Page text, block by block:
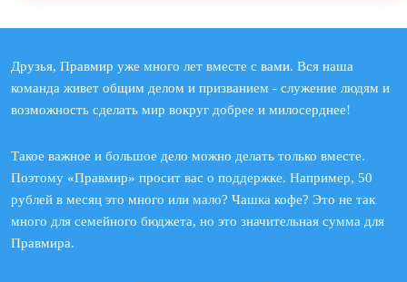
Друзья, Правмир уже много лет вместе с вами. Вся наша
команда живет общим делом и призванием - служение людям и
возможность сделать мир вокруг добрее и милосерднее!
Такое важное и большое дело можно делать только вместе.
Поэтому «Правмир» просит вас о поддержке. Например, 50
рублей в месяц это много или мало? Чашка кофе? Это не так
много для семейного бюджета, но это значительная сумма для
Правмира.